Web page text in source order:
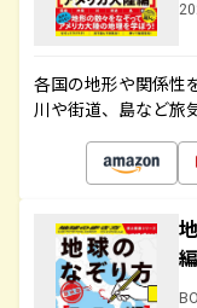
各国の地形や関係性
川や街道、島など旅
編